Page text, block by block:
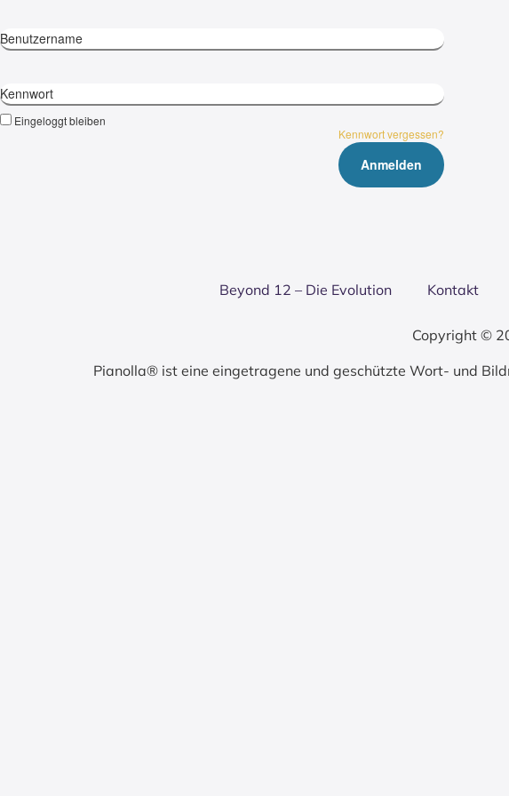
Benutzername
Kennwort
Eingeloggt bleiben
Kennwort vergessen?
Bey­ond 12 – Die Evo­lu­ti­on Kon­takt
Copyright ©
Pianolla® ist eine eingetragene und geschützte Wort- und